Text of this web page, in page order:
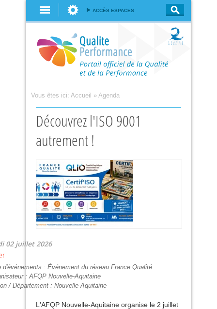
ACCÈS ESPACES
Vous êtes ici: Accueil » Agenda
Découvrez l'ISO 9001
autrement !
02 juillet 2026
d'événements : Événement du réseau France Qualité
:AFQP Nouvelle-Aquitaine
/ Département : Nouvelle Aquitaine
L'AFQP Nouvelle-Aquitaine organise le 2 juillet